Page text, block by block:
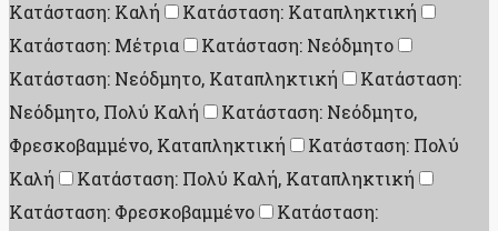
Κατάσταση: Καλή
Κατάσταση: Καταπληκτική
Κατάσταση: Μέτρια
Κατάσταση: Νεόδμητο
Κατάσταση: Νεόδμητο, Καταπληκτική
Κατάσταση:
Νεόδμητο, Πολύ Καλή
Κατάσταση: Νεόδμητο,
Φρεσκοβαμμένο, Καταπληκτική
Κατάσταση: Πολύ
Καλή
Κατάσταση: Πολύ Καλή, Καταπληκτική
Κατάσταση: Φρεσκοβαμμένο
Κατάσταση: